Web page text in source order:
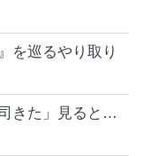
を巡るやり取り
きた」見ると…